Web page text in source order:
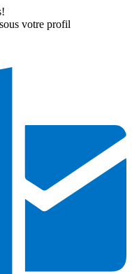
votre profil